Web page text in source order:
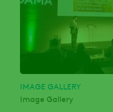
IMAGE GALLERY
Image Gallery